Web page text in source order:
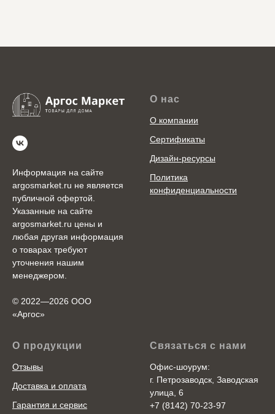
Информация на сайте
argosmarket.ru не является
публичной офертой.
Указанные на сайте
argosmarket.ru цены и
любая другая информация
о товарах требуют
уточнения нашим
менеджером.
© 2022—2026 ООО
«Аргоc»
О нас
О компании
Сертификаты
Дизайн-ресурсы
Политика
конфиденциальности
О продукции
Отзывы
Доставка и оплата
Гарантия и сервис
Связаться с нами
Офис-шоурум:
г. Петрозаводск, Заводская
улица, 6
+7 (8142) 70-23-97